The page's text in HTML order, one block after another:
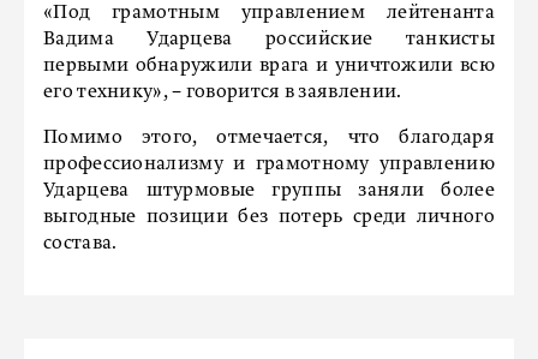
«Под грамотным управлением лейтенанта
Вадима Ударцева российские танкисты
первыми обнаружили врага и уничтожили всю
его технику», − говорится в заявлении.
Помимо этого, отмечается, что благодаря
профессионализму и грамотному управлению
Ударцева штурмовые группы заняли более
выгодные позиции без потерь среди личного
состава.